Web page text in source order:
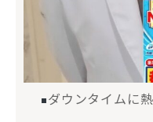
ダウンタイムに